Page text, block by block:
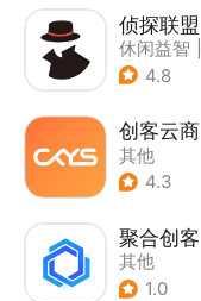
侦探联盟
休闲益智
| 侦探
4.8
创客云商
其他
4.3
聚合创客
其他
1.0